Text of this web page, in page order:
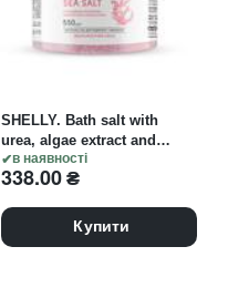
в наявності
SHELLY. Bath salt with
urea, algae extract and
argan oil, 550 g. Сіль для
ванн з сечовиною,
олією аргани
338.00₴
Купити